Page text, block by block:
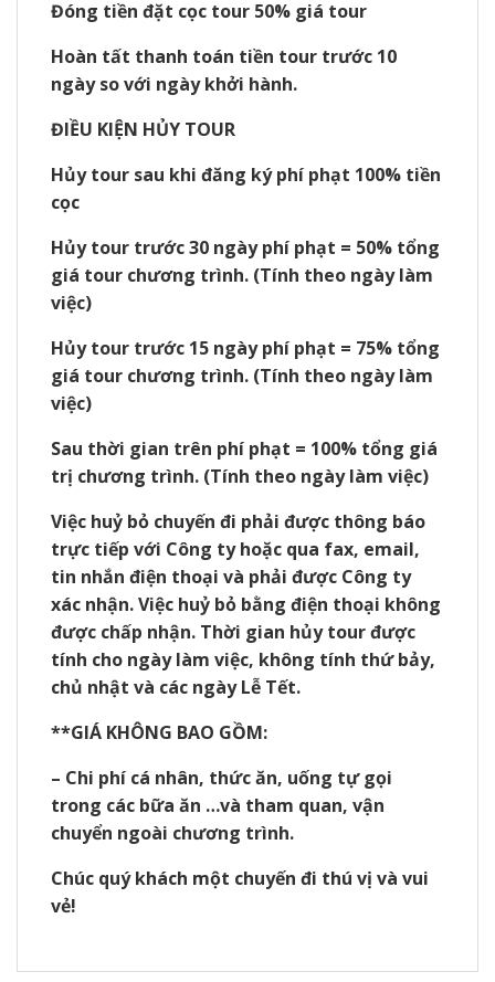
Đóng tiền đặt cọc tour 50% giá tour
Hoàn tất thanh toán tiền tour trước 10
ngày so với ngày khởi hành.
ĐIỀU KIỆN HỦY TOUR
Hủy tour sau khi đăng ký phí phạt 100% tiền
cọc
Hủy tour trước 30 ngày phí phạt = 50% tổng
giá tour chương trình. (Tính theo ngày làm
việc)
Hủy tour trước 15 ngày phí phạt = 75% tổng
giá tour chương trình. (Tính theo ngày làm
việc)
Sau thời gian trên phí phạt = 100% tổng giá
trị chương trình. (Tính theo ngày làm việc)
Việc huỷ bỏ chuyến đi phải được thông báo
trực tiếp với Công ty hoặc qua fax, email,
tin nhắn điện thoại và phải được Công ty
xác nhận. Việc huỷ bỏ bằng điện thoại không
được chấp nhận. Thời gian hủy tour được
tính cho ngày làm việc, không tính thứ bảy,
chủ nhật và các ngày Lễ Tết.
**GIÁ KHÔNG BAO GỒM:
– Chi phí cá nhân, thức ăn, uống tự gọi
trong các bữa ăn …và tham quan, vận
chuyển ngoài chương trình.
Chúc quý khách một chuyến đi thú vị và vui
vẻ!